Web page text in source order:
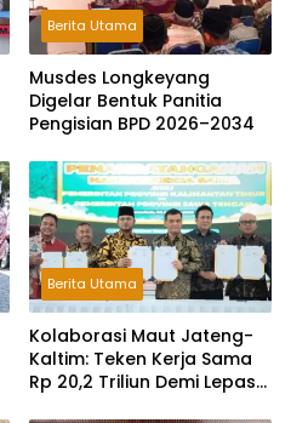
Berita Utama
Musdes Longkeyang
Digelar Bentuk Panitia
Pengisian BPD 2026–2034
Berita Utama
Kolaborasi Maut Jateng-
Kaltim: Teken Kerja Sama
Rp 20,2 Triliun Demi Lepas